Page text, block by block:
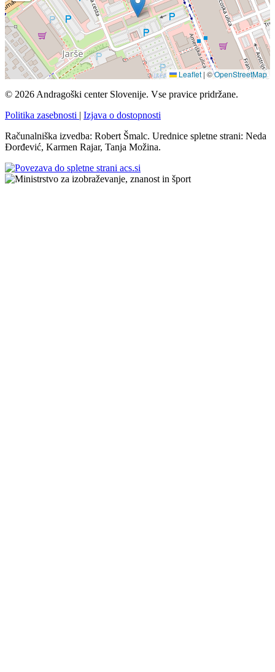
Leaflet | ©OpenStreetMap
© 2026 Andragoški center Slovenije. Vse pravice pridržane.
Politika zasebnosti | Izjava o dostopnosti
Računalniška izvedba: Robert Šmalc. Urednice spletne strani: Neda
Đorđević, Karmen Rajar, Tanja Možina.